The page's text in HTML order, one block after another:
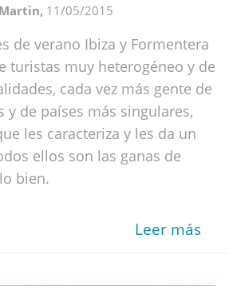
11/05/2015
de verano Ibiza y Formentera
turistas muy heterogéneo y de
cada vez más gente de
y de países más singulares,
les caracteriza y les da un
ellos son las ganas de
bien.
Leer más